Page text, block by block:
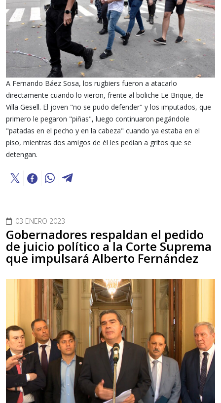
A Fernando Báez Sosa, los rugbiers fueron a atacarlo
directamente cuando lo vieron, frente al boliche Le Brique, de
Villa Gesell. El joven "no se pudo defender" y los imputados, que
primero le pegaron "piñas", luego continuaron pegándole
"patadas en el pecho y en la cabeza" cuando ya estaba en el
piso, mientras dos amigos de él les pedían a gritos que se
detengan.
03 ENERO 2023
Gobernadores respaldan el pedido
de juicio político a la Corte Suprema
que impulsará Alberto Fernández